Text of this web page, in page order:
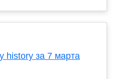
history за 7 марта